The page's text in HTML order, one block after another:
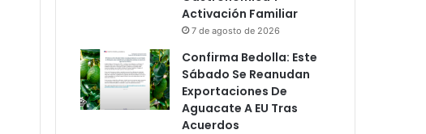
Activación Familiar
7 de agosto de 2026
Confirma Bedolla: Este
Sábado Se Reanudan
Exportaciones De
Aguacate A EU Tras
Acuerdos